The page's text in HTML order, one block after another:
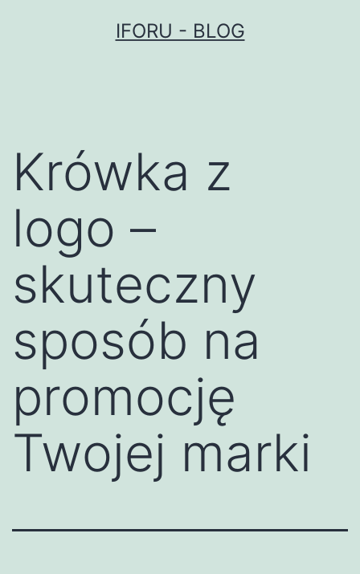
IFORU - BLOG
Krówka z
logo –
skuteczny
sposób na
promocję
Twojej marki